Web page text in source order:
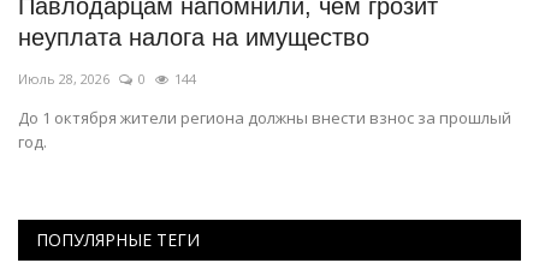
Павлодарцам напомнили, чем грозит
неуплата налога на имущество
Июль 28, 2026 0 144
До 1 октября жители региона должны внести взнос за прошлый
год.
ПОПУЛЯРНЫЕ ТЕГИ